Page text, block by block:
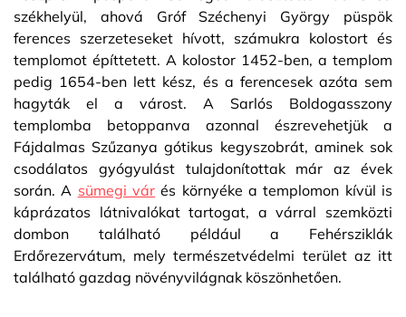
székhelyül, ahová Gróf Széchenyi György püspök
ferences szerzeteseket hívott, számukra kolostort és
templomot építtetett. A kolostor 1452-ben, a templom
pedig 1654-ben lett kész, és a ferencesek azóta sem
hagyták el a várost. A Sarlós Boldogasszony
templomba betoppanva azonnal észrevehetjük a
Fájdalmas Szűzanya gótikus kegyszobrát, aminek sok
csodálatos gyógyulást tulajdonítottak már az évek
során. A sümegi vár és környéke a templomon kívül is
káprázatos látnivalókat tartogat, a várral szemközti
dombon található például a Fehérsziklák
Erdőrezervátum, mely természetvédelmi terület az itt
található gazdag növényvilágnak köszönhetően.